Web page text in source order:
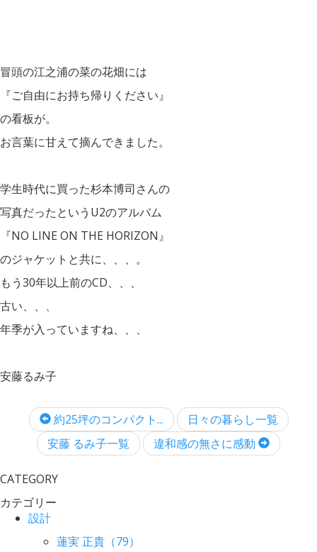
冒頭の江之浦の菜の花畑には
『ご自由にお持ち帰りください』
の看板が。
お言葉に甘えて摘んできました。
学生時代に買った杉本博司さんの
写真だったというU2のアルバム
『NO LINE ON THE HORIZON』
のジャケットと共に、、、。
もう30年以上前のCD、、、
古い、、、
年季が入っていますね、、、
安藤るみ子
約25坪のコンパクト...
日々の暮らし一覧
安藤 るみ子一覧
違和感の無さに感動
CATEGORY
カテゴリー
設計
蓮実 正貴（79）